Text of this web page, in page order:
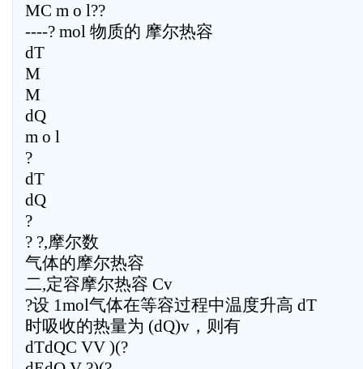
MC m o l??
----? mol 物质的 摩尔热容
dT
M
M
dQ
m o l
?
dT
dQ
?
? ?,摩尔数
气体的摩尔热容
二,定容摩尔热容 Cv
?设 1mol气体在等容过程中温度升高 dT
时吸收的热量为 (dQ)v，则有
dTdQC VV )(?